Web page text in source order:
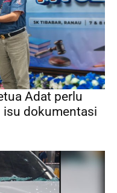
Adat perlu
dokumentasi